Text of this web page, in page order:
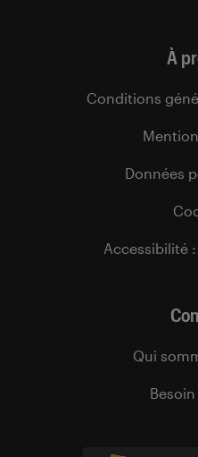
À
Conditions
Données
Accessibilité
Qui
Besoin